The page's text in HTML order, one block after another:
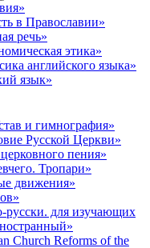
в Православии»
речь»
этика»
английского языка»
язык»
и гимнография»
Русской Церкви»
пения»
Тропари»
движения»
русски. для изучающих
Church Reforms of the